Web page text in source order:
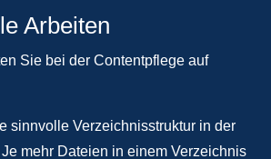
Arbeiten
Sie bei der Contentpflege auf
sinnvolle Verzeichnisstruktur in der
mehr Dateien in einem Verzeichnis